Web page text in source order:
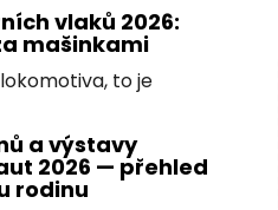
vlaků 2026:
mašinkami
to je
a výstavy
2026 — přehled
rodinu